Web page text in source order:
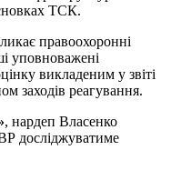
ТСК.
правоохоронні
уповноважені
викладеним у звіті
заходів реагування.
, нардеп Власенко
досліджуватиме